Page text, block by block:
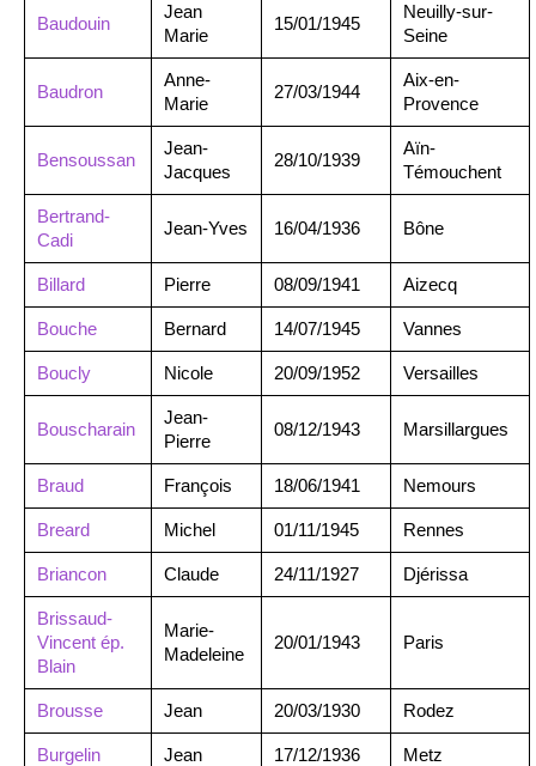
Baudouin
Jean
Marie
15/01/1945
Neuilly-sur-
Seine
Baudron
Anne-
Marie
27/03/1944
Aix-en-
Provence
Bensoussan
Jean-
Jacques
28/10/1939
Aïn-
Témouchent
Bertrand-
Cadi
Jean-Yves 16/04/1936 Bône
Billard Pierre 08/09/1941 Aizecq
Bouche Bernard 14/07/1945 Vannes
Boucly Nicole 20/09/1952 Versailles
Bouscharain
Jean-
Pierre
08/12/1943 Marsillargues
Braud François 18/06/1941 Nemours
Breard Michel 01/11/1945 Rennes
Briancon Claude 24/11/1927 Djérissa
Brissaud-
Vincent ép.
Blain
Marie-
Madeleine
20/01/1943 Paris
Brousse Jean 20/03/1930 Rodez
Burgelin Jean 17/12/1936 Metz